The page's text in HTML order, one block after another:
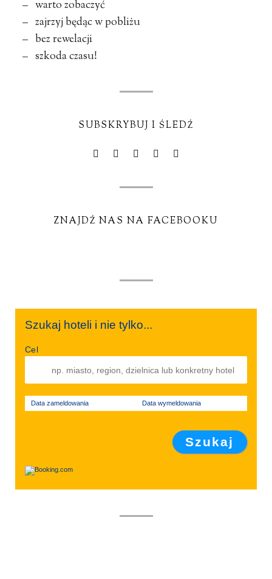
– warto zobaczyć
– zajrzyj będąc w pobliżu
– bez rewelacji
– szkoda czasu!
SUBSKRYBUJ I ŚLEDŹ
ZNAJDŹ NAS NA FACEBOOKU
Szukaj hoteli i nie tylko...
Cel
Data zameldowania Data wymeldowania